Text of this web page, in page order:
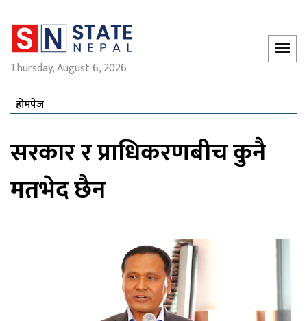
Thursday, August 6, 2026
होमपेज
सरकार र प्राधिकरणबीच कुनै
मतभेद छैन